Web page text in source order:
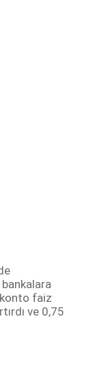
faiz
ve 0,75